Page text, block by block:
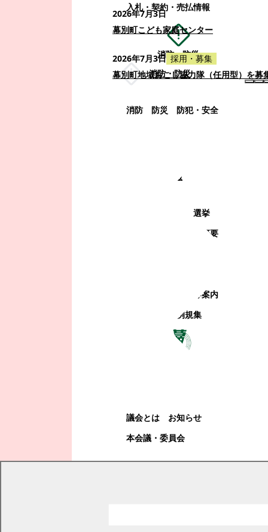
入札・契約・売払情報
消防・防災
消防・防災
消防 防災 防犯・安全
町政情報
選挙
町の概要
観光地・公共施設等案内
電子掲示場・例規集
議会とは
お知らせ
本会議・委員会
2026年7月3日
幕別町こども家庭センター
2026年7月3日 採用・募集
幕別町地域おこし協力隊（任用型）を募